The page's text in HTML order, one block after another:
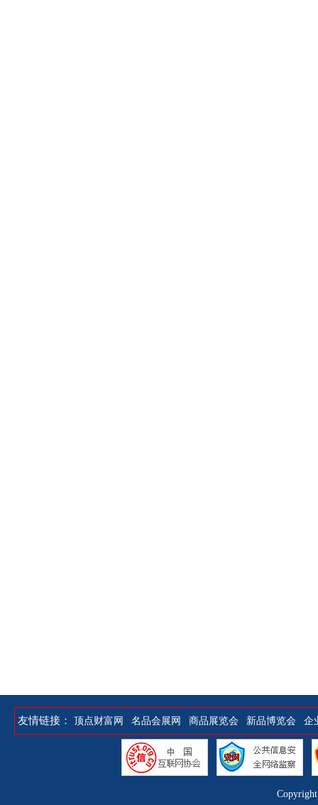
友情链接： 顶点财富网 名品会展网 商品展览会 新品博览会 企